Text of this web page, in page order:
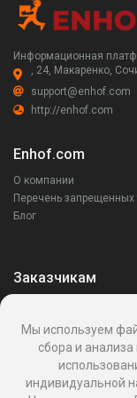
Информационная
, 24, Макаренко,
support@enhof.com
http://enhof.com
Enhof.com
О компании
Перечень запрещенных
Блог
Заказчикам
Ваши запросы
Написать поставщику
Написать в поддержку
Реквизиты
Мы используем
сбора и
индивидуальной